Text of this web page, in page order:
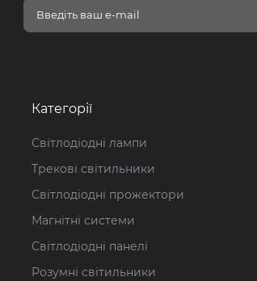
Категорії
Світлодіодні лампи
Трекові світильники
Світлодіодні прожектори
Магнітні системи
Світлодіодні панелі
Розумні світильники